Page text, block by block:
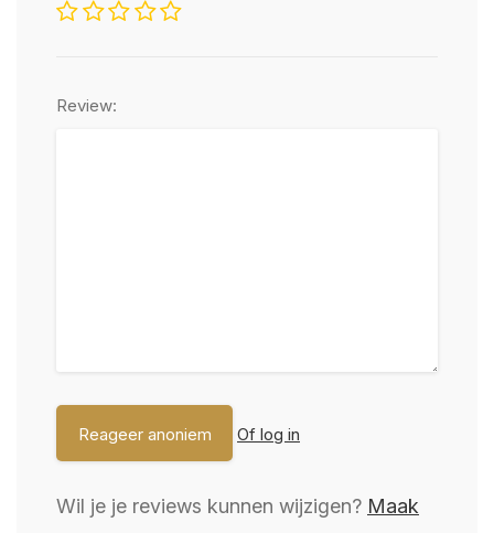
Review:
Of log in
Wil je je reviews kunnen wijzigen? Maak